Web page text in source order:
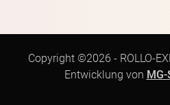
Copyright ©2026 - ROLLO-
Entwicklung von